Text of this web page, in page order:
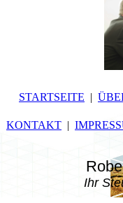
STARTSEITE
KONTAKT
Ihr